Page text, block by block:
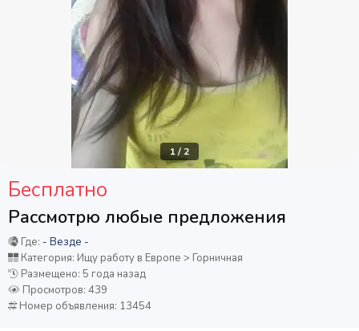
1/ 2
Рассмотрю любые предложения
Бесплатно
Где: - Везде -
Категория: Ищу работу в Европе > Горничная
Размещено: 5 года назад
Просмотров: 439
Номер объявления: 13454